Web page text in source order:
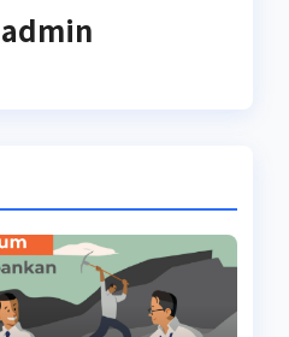
admin